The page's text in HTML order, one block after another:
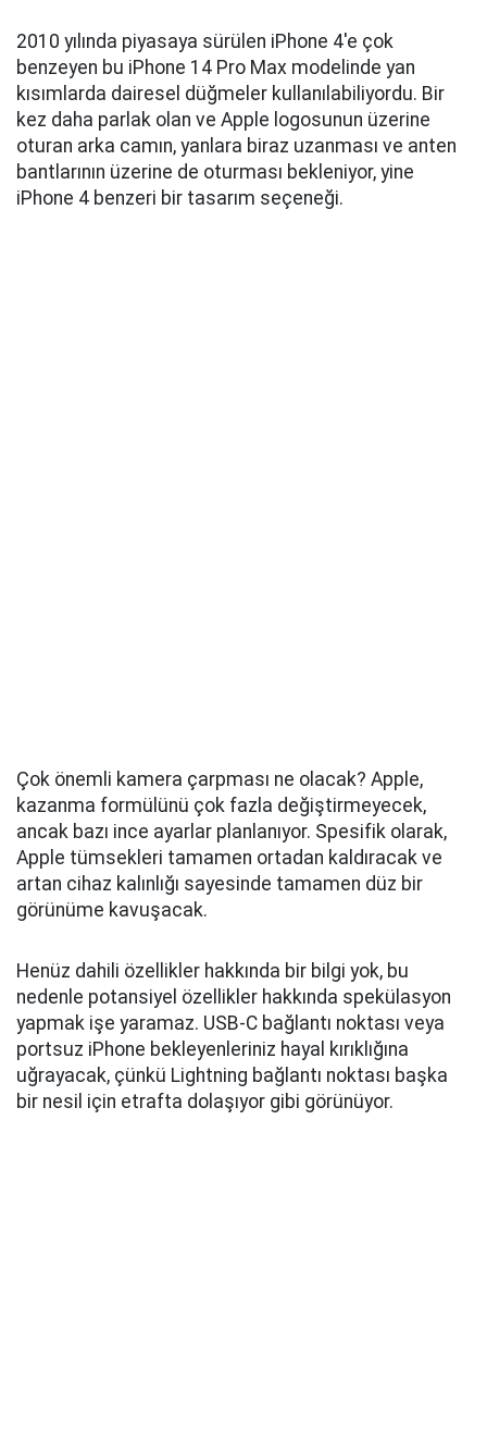
2010 yılında piyasaya sürülen iPhone 4'e çok
benzeyen bu iPhone 14 Pro Max modelinde yan
kısımlarda dairesel düğmeler kullanılabiliyordu. Bir
kez daha parlak olan ve Apple logosunun üzerine
oturan arka camın, yanlara biraz uzanması ve anten
bantlarının üzerine de oturması bekleniyor, yine
iPhone 4 benzeri bir tasarım seçeneği.
Çok önemli kamera çarpması ne olacak? Apple,
kazanma formülünü çok fazla değiştirmeyecek,
ancak bazı ince ayarlar planlanıyor. Spesifik olarak,
Apple tümsekleri tamamen ortadan kaldıracak ve
artan cihaz kalınlığı sayesinde tamamen düz bir
görünüme kavuşacak.
Henüz dahili özellikler hakkında bir bilgi yok, bu
nedenle potansiyel özellikler hakkında spekülasyon
yapmak işe yaramaz. USB-C bağlantı noktası veya
portsuz iPhone bekleyenleriniz hayal kırıklığına
uğrayacak, çünkü Lightning bağlantı noktası başka
bir nesil için etrafta dolaşıyor gibi görünüyor.